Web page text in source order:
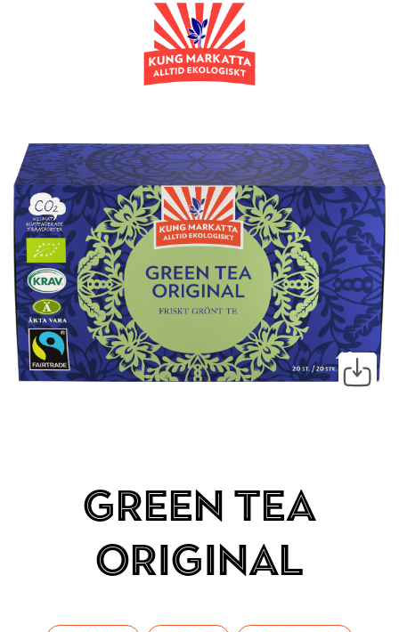
Green Tea
Original